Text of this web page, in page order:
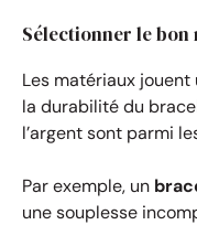
Sélectionner le bon
Les matériaux
la durabilité du
l’argent sont parmi
Par exemple, un
une souplesse